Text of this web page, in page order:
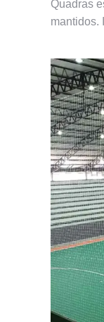
Quadras
mantidos.